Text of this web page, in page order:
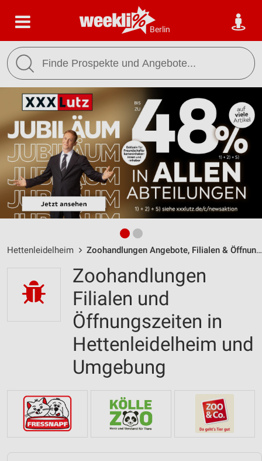
Berlin
Hettenleidelheim Zoohandlungen Angebote, Filialen & Öffnungszeiten
Zoohandlungen
Filialen und
Öffnungszeiten in
Hettenleidelheim und
Umgebung